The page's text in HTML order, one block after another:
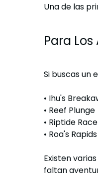
Una de las
Para
Si buscas un
• Ihu's
• Reef Plunge
• Riptide Race
• Roa's Rapids
Existen
faltan